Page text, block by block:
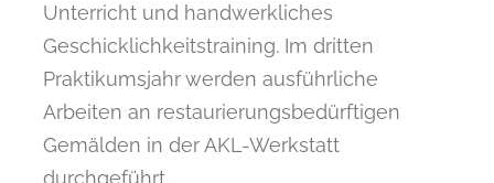
Unterricht und handwerkliches
Geschicklichkeitstraining. Im dritten
Praktikumsjahr werden ausführliche
Arbeiten an restaurierungsbedürftigen
Gemälden in der AKL-Werkstatt
durchgeführt.